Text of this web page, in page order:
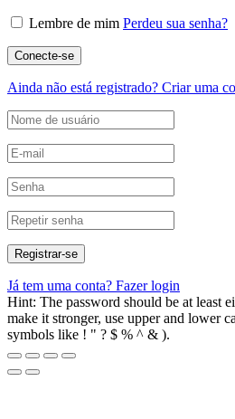
Lembre de mim Perdeu sua senha?
Ainda não está registrado? Criar uma
Já tem uma conta? Fazer login
Hint: The password should be at least
make it stronger, use upper and lower
symbols like ! " ? $ % ^ & ).